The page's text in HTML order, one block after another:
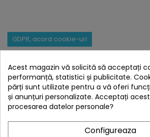
GDPR, acord cookie-uri
INFO
MAGAZIN & DEPOZIT
HOMEFIT SRL RO24842480
Acest magazin vă solicită să acceptați
performanță, statistici și publicitate.
părți sunt utilizate pentru a vă oferi
și anunțuri personalizate. Acceptați
procesarea datelor personale?
Configureaza